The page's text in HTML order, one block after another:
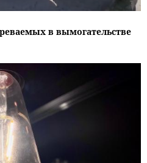
в вымогательстве